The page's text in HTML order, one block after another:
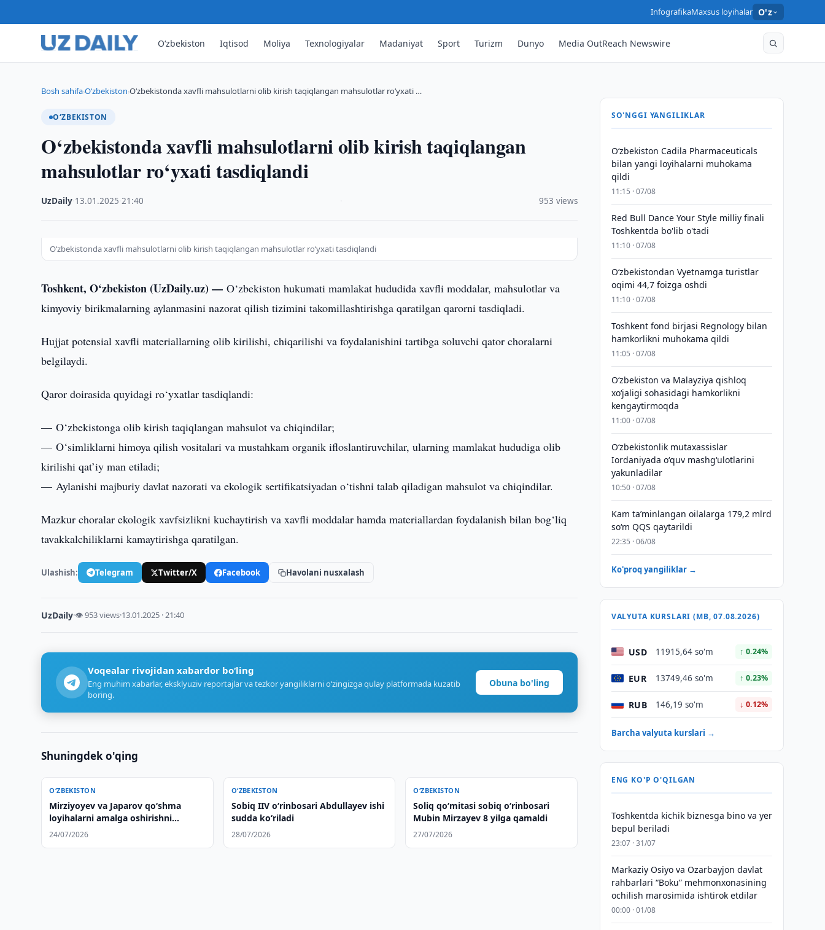
InfografikaMaxsus loyihalar O'z
O‘zbekiston Iqtisod Moliya Texnologiyalar Madaniyat Sport Turizm Dunyo Media OutReach Newswire
Bosh sahifa›O‘zbekiston›O‘zbekistonda xavfli mahsulotlarni olib kirish taqiqlangan mahsulotlar ro‘yxati …
O‘ZBEKISTON
O‘zbekistonda xavfli mahsulotlarni olib kirish taqiqlangan
mahsulotlar ro‘yxati tasdiqlandi
UzDaily 13.01.2025 ·21:40 953 views
O‘zbekistonda xavfli mahsulotlarni olib kirish taqiqlangan mahsulotlar ro‘yxati tasdiqlandi
Toshkent, O‘zbekiston (UzDaily.uz) —O‘zbekiston hukumati mamlakat hududida xavfli moddalar, mahsulotlar va
kimyoviy birikmalarning aylanmasini nazorat qilish tizimini takomillashtirishga qaratilgan qarorni tasdiqladi.
Hujjat potensial xavfli materiallarning olib kirilishi, chiqarilishi va foydalanishini tartibga soluvchi qator choralarni
belgilaydi.
Qaror doirasida quyidagi ro‘yxatlar tasdiqlandi:
— O‘zbekistonga olib kirish taqiqlangan mahsulot va chiqindilar;
— O‘simliklarni himoya qilish vositalari va mustahkam organik ifloslantiruvchilar, ularning mamlakat hududiga olib
kirilishi qat’iy man etiladi;
— Aylanishi majburiy davlat nazorati va ekologik sertifikatsiyadan o‘tishni talab qiladigan mahsulot va chiqindilar.
Mazkur choralar ekologik xavfsizlikni kuchaytirish va xavfli moddalar hamda materiallardan foydalanish bilan bog‘liq
tavakkalchiliklarni kamaytirishga qaratilgan.
Ulashish: Telegram Twitter/X Facebook Havolani nusxalash
UzDaily·👁 953 views·13.01.2025 · 21:40
Voqealar rivojidan xabardor bo‘ling
Eng muhim xabarlar, eksklyuziv reportajlar va tezkor yangiliklarni o‘zingizga qulay platformada kuzatib
boring.
Obuna bo'ling
Shuningdek o'qing
O‘ZBEKISTON
Mirziyoyev va Japarov qoʻshma
loyihalarni amalga oshirishni
muhokama qilishdi
24/07/2026
O‘ZBEKISTON
Sobiq IIV o‘rinbosari Abdullayev ishi
sudda ko‘riladi
28/07/2026
O‘ZBEKISTON
Soliq qo‘mitasi sobiq o‘rinbosari
Mubin Mirzayev 8 yilga qamaldi
27/07/2026
SO'NGGI YANGILIKLAR
Oʻzbekiston Cadila Pharmaceuticals
bilan yangi loyihalarni muhokama
qildi
11:15 · 07/08
Red Bull Dance Your Style milliy finali
Toshkentda bo'lib o'tadi
11:10 · 07/08
O‘zbekistondan Vyetnamga turistlar
oqimi 44,7 foizga oshdi
11:10 · 07/08
Toshkent fond birjasi Regnology bilan
hamkorlikni muhokama qildi
11:05 · 07/08
Oʻzbekiston va Malayziya qishloq
xoʻjaligi sohasidagi hamkorlikni
kengaytirmoqda
11:00 · 07/08
Oʻzbekistonlik mutaxassislar
Iordaniyada oʻquv mashgʻulotlarini
yakunladilar
10:50 · 07/08
Kam taʼminlangan oilalarga 179,2 mlrd
so‘m QQS qaytarildi
22:35 · 06/08
Ko'proq yangiliklar →
VALYUTA KURSLARI (MB, 07.08.2026)
USD 11915,64 so'm ↑ 0.24%
EUR 13749,46 so'm ↑ 0.23%
RUB 146,19 so'm ↓ 0.12%
Barcha valyuta kurslari →
ENG KO'P O'QILGAN
Toshkentda kichik biznesga bino va yer
bepul beriladi
23:07 · 31/07
Markaziy Osiyo va Ozarbayjon davlat
rahbarlari “Boku” mehmonxonasining
ochilish marosimida ishtirok etdilar
00:00 · 01/08